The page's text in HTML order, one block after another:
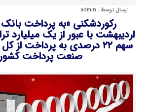
ارسال توسط : admin
ركوردشكنی «به پرداخت
اردیبهشت با عبور از یك میلیارد
سهم ۲۲ درصدی به پرداخت
صنعت پرداخت كشور